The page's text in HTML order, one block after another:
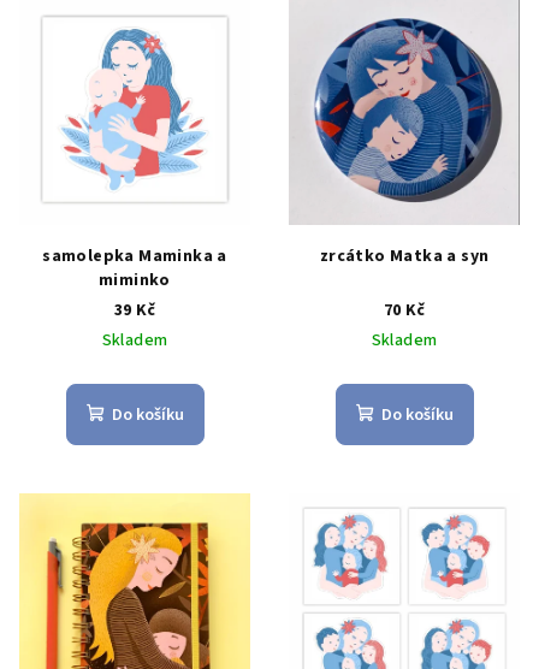
samolepka Maminka a
miminko
39 Kč
Skladem
Do košíku
zrcátko Matka a syn
70 Kč
Skladem
Do košíku